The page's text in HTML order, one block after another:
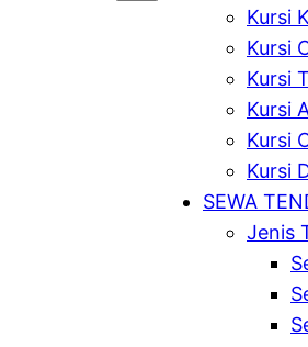
Kursi
Kursi
Kursi
Kursi
Kursi
Kursi
SEWA
Jenis